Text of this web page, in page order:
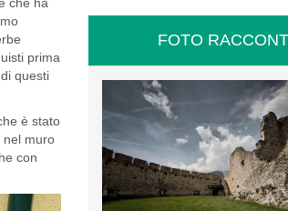
che ha
prima
questi
è stato
nel muro
con
FOTO